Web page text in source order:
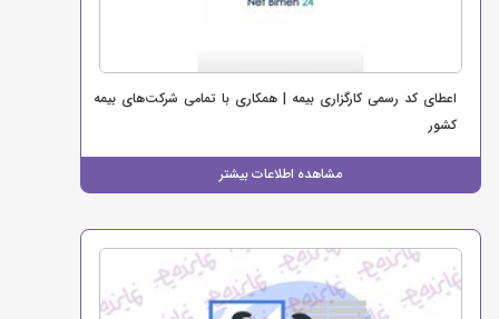
اعطای کد رسمی کارگزاری بیمه | همکاری با تمامی شرکت‌های بیمه
کشور
مشاهده اطلاعات بیشتر